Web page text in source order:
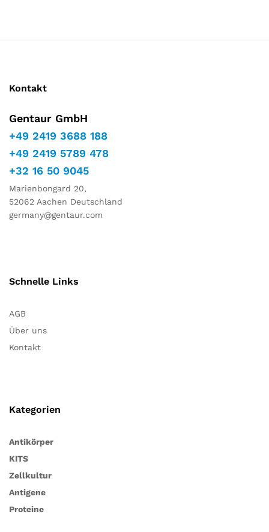
Kontakt
Gentaur GmbH
+49 2419 3688 188
+49 2419 5789 478
+32 16 50 9045
Marienbongard 20,
52062 Aachen Deutschland
germany@gentaur.com
Schnelle Links
AGB
Über uns
Kontakt
Kategorien
Antikörper
KITS
Zellkultur
Antigene
Proteine